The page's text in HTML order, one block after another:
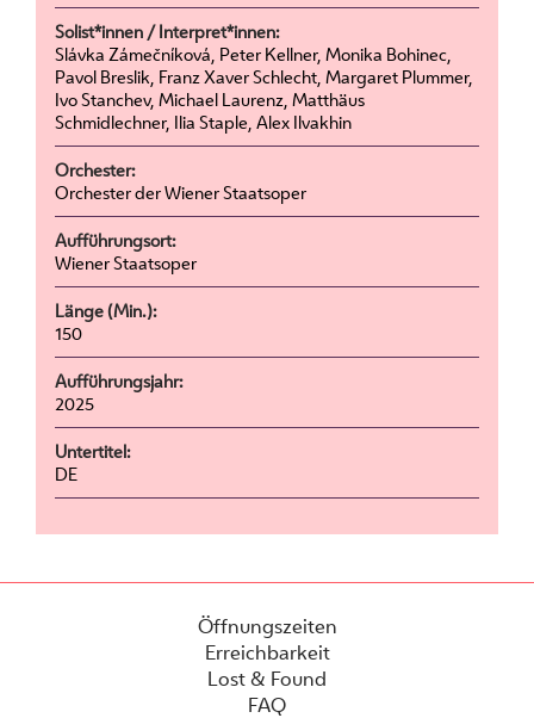
Solist*innen / Interpret*innen:
Slávka Zámečníková, Peter Kellner, Monika Bohinec,
Pavol Breslik, Franz Xaver Schlecht, Margaret Plummer,
Ivo Stanchev, Michael Laurenz, Matthäus
Schmidlechner, Ilia Staple, Alex Ilvakhin
Orchester:
Orchester der Wiener Staatsoper
Aufführungsort:
Wiener Staatsoper
Länge (Min.):
150
Aufführungsjahr:
2025
Untertitel:
DE
Öffnungszeiten
Erreichbarkeit
Lost & Found
FAQ